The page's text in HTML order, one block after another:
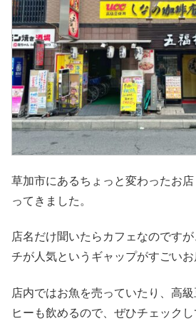
草加市にあるちょっと変わったお
ってきました。
店名だけ聞いたらカフェなのです
チが人気というギャップがすごいお
店内ではお魚を売っていたり、高
ヒーも飲めるので、ぜひチェック